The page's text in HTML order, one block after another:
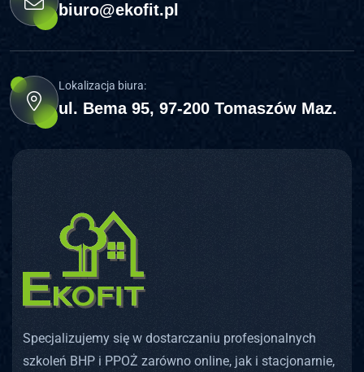
biuro@ekofit.pl
Lokalizacja biura:
ul. Bema 95, 97-200 Tomaszów Maz.
Specjalizujemy się w dostarczaniu profesjonalnych
szkoleń BHP i PPOŻ zarówno online, jak i stacjonarnie,